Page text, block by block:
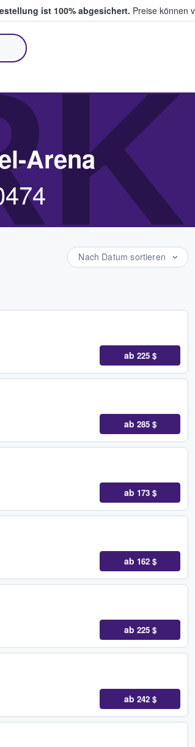
ist 100% abgesichert. Preise können
Arena
Nach Datum sortieren
ab 225 $
ab 285 $
ab 173 $
ab 162 $
ab 225 $
ab 242 $